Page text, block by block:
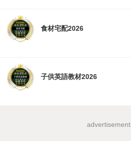
食材宅配2026
子供英語教材2026
advertisement